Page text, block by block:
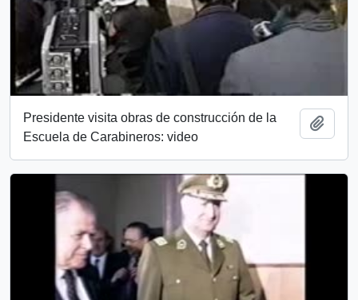
Presidente visita obras de construcción de la
Escuela de Carabineros: video